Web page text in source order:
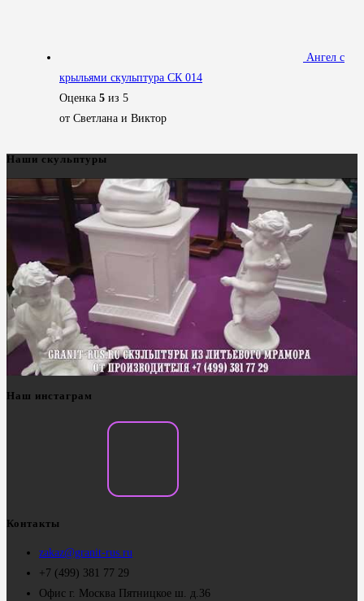
Ангел с
крыльями скульптура СК 014
Оценка 5 из 5
от Светлана и Виктор
Наши скульптуры
Наш инстаграм
Контакты
zakaz@granit-rus.ru
+7 (499) 381 77 29
Офис г. Москва Пятницкое ш. д.36